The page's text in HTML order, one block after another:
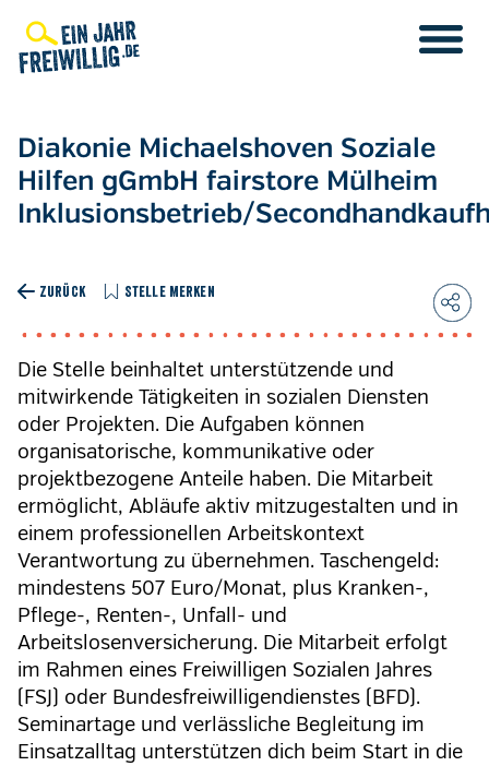
zum
Inhalt
Diakonie Michaelshoven Soziale
Hilfen gGmbH fairstore Mülheim
Inklusionsbetrieb/
ZURÜCK STELLE MERKEN
Die Stelle beinhaltet unterstützende und
mitwirkende Tätigkeiten in sozialen Diensten
oder Projekten. Die Aufgaben können
organisatorische, kommunikative oder
projektbezogene Anteile haben. Die Mitarbeit
ermöglicht, Abläufe aktiv mitzugestalten und in
einem professionellen Arbeitskontext
Verantwortung zu übernehmen. Taschengeld:
mindestens 507 Euro/Monat, plus Kranken-,
Pflege-, Renten-, Unfall- und
Arbeitslosenversicherung. Die Mitarbeit erfolgt
im Rahmen eines Freiwilligen Sozialen Jahres
(FSJ) oder Bundesfreiwilligendienstes (BFD).
Seminartage und verlässliche Begleitung im
Einsatzalltag unterstützen dich beim Start in die